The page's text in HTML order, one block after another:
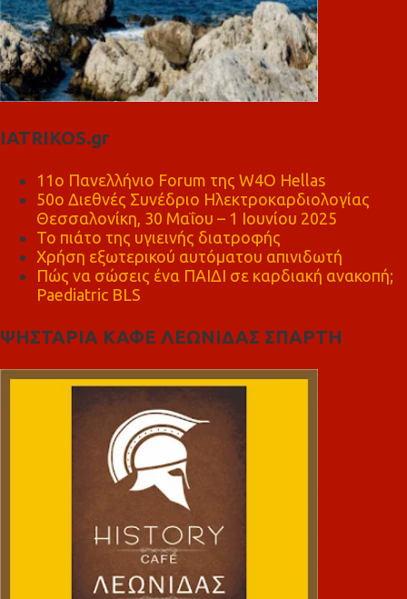
IATRIKOS.gr
11ο Πανελλήνιο Forum της W4O Hellas
50ο Διεθνές Συνέδριο Ηλεκτροκαρδιολογίας
Θεσσαλονίκη, 30 Μαΐου – 1 Ιουνίου 2025
Το πιάτο της υγιεινής διατροφής
Χρήση εξωτερικού αυτόματου απινιδωτή
Πώς να σώσεις ένα ΠΑΙΔΙ σε καρδιακή ανακοπή;
Paediatric BLS
ΨΗΣΤΑΡΙΑ ΚΑΦΕ ΛΕΩΝΙΔΑΣ ΣΠΑΡΤΗ